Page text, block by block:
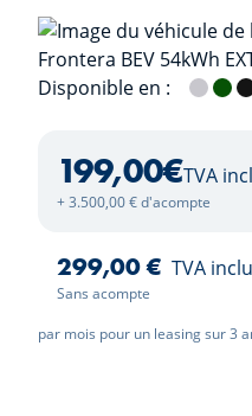
Disponible en :
199,00€TVA
+ 3.500,00 € d'acompte
299,00 € TVA
Sans acompte
par mois pour un leasing sur 3